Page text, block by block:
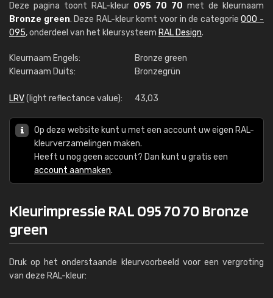
Deze pagina toont RAL-kleur 095 70 70 met de kleurnaam
Bronze green. Deze RAL-kleur komt voor in de categorie000 -
095, onderdeel van het kleursysteem RAL Design.
Kleurnaam Engels:
Bronze green
Kleurnaam Duits:
Bronzegrün
LRV(light reflectance value): 43,03
Op deze website kunt u met een account uw eigen RAL-
kleurverzamelingen maken.
Heeft u nog geen account? Dan kunt u gratis een
account aanmaken.
Kleurimpressie RAL 095 70 70 Bronze
green
Druk op het onderstaande kleurvoorbeeld voor een vergroting
van deze RAL-kleur: